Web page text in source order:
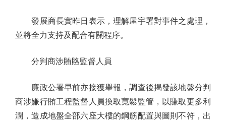
發展商長實昨日表示，理解屋宇署對事件之處理，
並將全力支持及配合有關程序。
分判商涉賄賂監督人員
廉政公署早前亦接獲舉報，調查後揭發該地盤分判
商涉嫌行賄工程監督人員換取寬鬆監管，以賺取更多利
潤，造成地盤全部六座大樓的鋼筋配置與圖則不符，出